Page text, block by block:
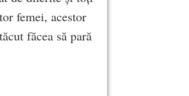
femei, acestor
făcea să pară